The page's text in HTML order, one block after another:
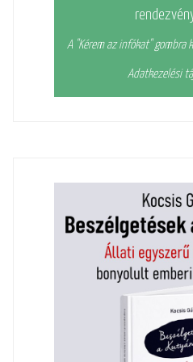
A "Kérem az infókat" gombra
Adatkezelési